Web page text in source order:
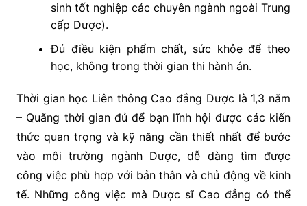
sinh tốt nghiệp các chuyên ngành ngoài Trung
cấp Dược).
Đủ điều kiện phẩm chất, sức khỏe để theo
học, không trong thời gian thi hành án.
Thời gian học Liên thông Cao đẳng Dược là 1,3 năm
– Quãng thời gian đủ để bạn lĩnh hội được các kiến
thức quan trọng và kỹ năng cần thiết nhất để bước
vào môi trường ngành Dược, dễ dàng tìm được
công việc phù hợp với bản thân và chủ động về kinh
tế. Những công việc mà Dược sĩ Cao đẳng có thể